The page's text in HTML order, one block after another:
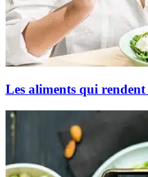
Les aliments qui